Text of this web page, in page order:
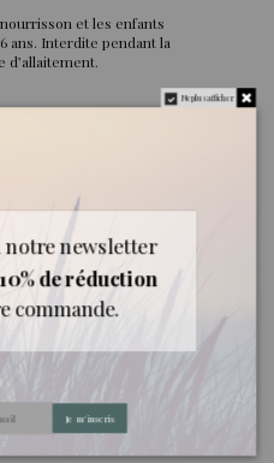
et les enfants
ans. Interdite pendant la
d’allaitement.
biologique, 100 %
France, contenant tous
de la plante.
Ne plus afficher
notre newsletter
de réduction
commande.
Je m'inscris